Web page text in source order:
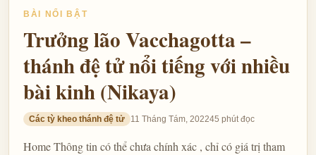
BÀI NỔI BẬT
Trưởng lão Vacchagotta –
thánh đệ tử nổi tiếng với nhiều
bài kinh (Nikaya)
Các tỳ kheo thánh đệ tử 11 Tháng Tám, 202245 phút đọc
Home Thông tin có thể chưa chính xác , chỉ có giá trị tham